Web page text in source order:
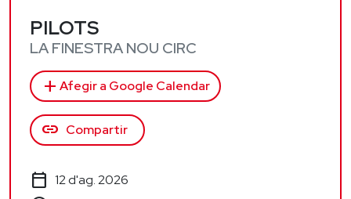
PILOTS
LA FINESTRA NOU CIRC
add Afegir a Google Calendar
link Compartir
calendar_today 12 d'ag. 2026